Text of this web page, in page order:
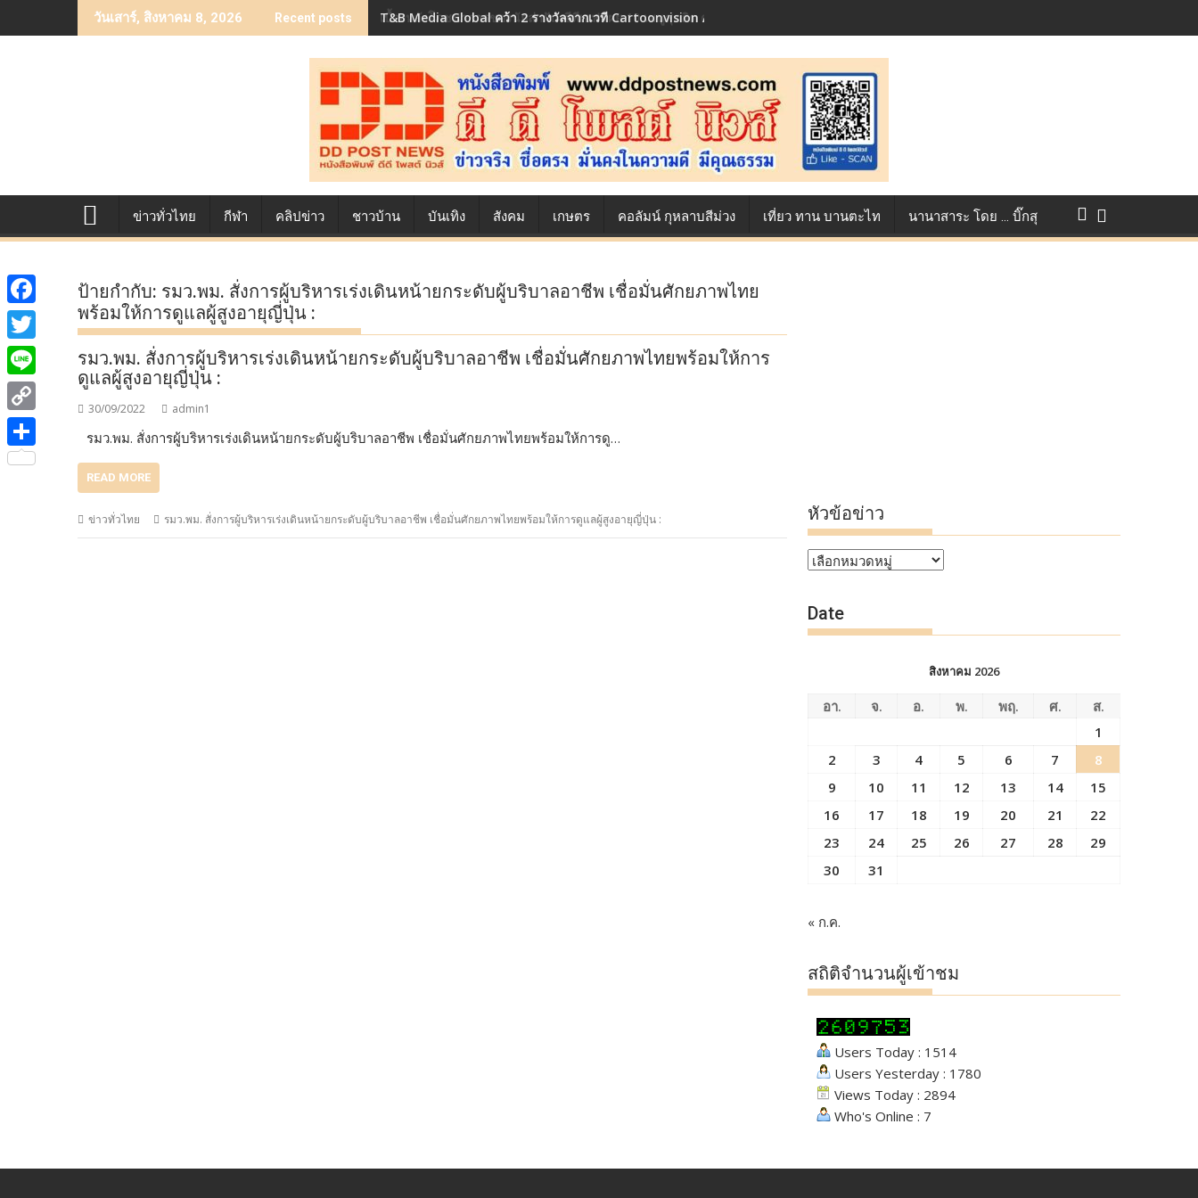
to
วันเสาร์, สิงหาคม 8, 2026 Recent posts T&B Media Global คว้า 2 รางวัลจากเวที Cartoonvision Animation Contest ตอกย้ำศักยภาพแอนิเมชันไทยบนเวทีนานาชาติ ที่ประเทศอังกฤษ :
เบื้องหลังโภชนาการของนักล่าฝัน ซีพีเอฟ เผย 10 เมนูสุดฮิต ตลอดเส้นทางการแข่งขัน True AF 2026 :
ข่าวทั่วไทย กีฬา คลิปข่าว ชาวบ้าน บันเทิง สังคม เกษตร คอลัมน์ กุหลาบสีม่วง เที่ยว ทาน บานตะไท นานาสาระ โดย … บิ๊กสุ
ป้ายกำกับ: รมว.พม. สั่งการผู้บริหารเร่งเดินหน้ายกระดับผู้บริบาลอาชีพ เชื่อมั่นศักยภาพไทย
พร้อมให้การดูแลผู้สูงอายุญี่ปุ่น :
รมว.พม. สั่งการผู้บริหารเร่งเดินหน้ายกระดับผู้บริบาลอาชีพ เชื่อมั่นศักยภาพไทยพร้อมให้การ
ดูแลผู้สูงอายุญี่ปุ่น :
30/09/2022 admin1
รมว.พม. สั่งการผู้บริหารเร่งเดินหน้ายกระดับผู้บริบาลอาชีพ เชื่อมั่นศักยภาพไทยพร้อมให้การดู…
READ MORE
ข่าวทั่วไทย รมว.พม. สั่งการผู้บริหารเร่งเดินหน้ายกระดับผู้บริบาลอาชีพ เชื่อมั่นศักยภาพไทยพร้อมให้การดูแลผู้สูงอายุญี่ปุ่น : หัวข้อข่าว
หัวข้อ
Date
สิงหาคม 2026
อา. จ. อ. พ. พฤ. ศ.
ส.
1
2
3 4 5 6 7
8
9
10 11 12 13 14
15
16
17 18 19 20 21
22
23
24 25 26 27 28
29
30
31
« ก.ค.
สถิติจำนวนผู้เข้าชม
Users Today : 1514
Users Yesterday : 1780
Views Today : 2894
Who's Online : 7
F
a
c
e
b
o
T
w
i
t
t
L
i
n
C
o
S